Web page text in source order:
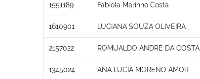
1551189 Fabíola Marinho Costa
1610901 LUCIANA SOUZA OLIVEIRA
2157022 ROMUALDO ANDRÉ DA COSTA
1345024 ANA LUCIA MORENO AMOR